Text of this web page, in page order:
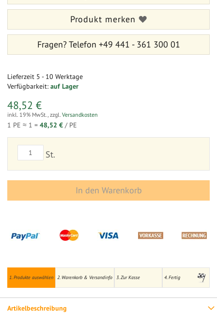
1. Produkte auswählen 2. Warenkorb & Versandinfo 3. Zur Kasse 4. Fertig
Lieferzeit 5 - 10 Werktage
Verfügbarkeit: auf Lager
48,52 €
inkl. 19% MwSt. zzgl. Versandkosten
1 PE ≈ 1 = 48,52 € / PE
St.
In den Warenkorb
Produkt merken
Fragen?Telefon +49 441 - 361 300 01
Artikelbeschreibung